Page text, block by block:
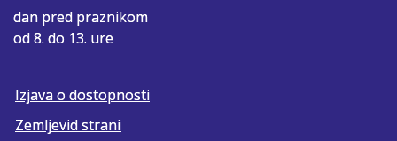
dan pred praznikom
od 8. do 13. ure
Izjava o dostopnosti
Zemljevid strani